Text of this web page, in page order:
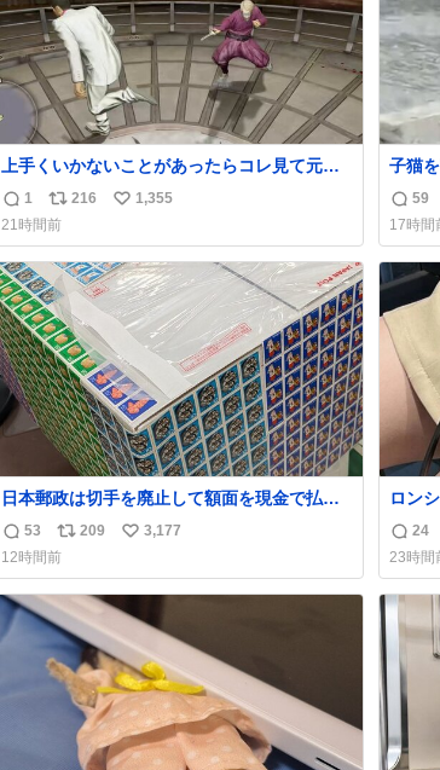
上手くいかないことがあったらコレ見て元気
出してほしい。海外のギャグコメディ番組だ
ったらお笑いボイスが入る
返
信
数
1
リ
ポ
ス
ト
数
216
い
ね
数
1,355
21時間前
子猫を守る
猫を
超え
返
信
数
59
17時間
日本郵政は切手を廃止して額面を現金で払い
戻せ2026 #日本郵政 @JapanPostHD_PR
返
信
数
53
リ
ポ
ス
ト
数
209
い
ね
数
3,177
12時間前
ロン
らな
なの
ーデ
返
信
数
24
23時間